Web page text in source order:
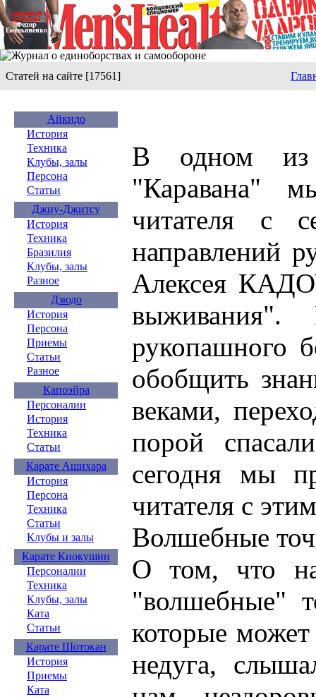
Статей на сайте [17561]
Айкидо
История
Техника
Клубы, залы
Персона
Статьи
Джиу-Джитсу
История
Техника
Бразилия
Клубы, залы
Разное
Дзюдо
История
Персона
Приемы
Статьи
Разное
Капоэйра
Персоналии
История
Техника
Статьи
Карате Ашихара
История
Персона
Техника
Статьи
Клубы и залы
Карате Киокушин
Персоналии
Техника
Клубы, залы
Ката
Статьи
Карате Шотокан
История
Приемы
Ката
В одном из
"Каравана"
читателя с
направлений
Алексея
выживания".
рукопашного
обобщить
веками,
порой
сегодня мы
читателя с
Волшебные
О том, что на
"волшебные"
которые может
недуга,